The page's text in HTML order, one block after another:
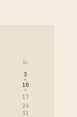
Su
3
10
17
24
31